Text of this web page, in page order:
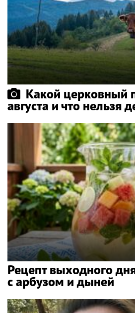
Какой церковный
августа и что нельзя
Рецепт выходного
с арбузом и дыней